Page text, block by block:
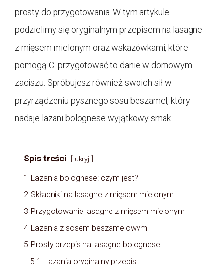
prosty do przygotowania. W tym artykule
podzielimy się oryginalnym przepisem na lasagne
z mięsem mielonym oraz wskazówkami, które
pomogą Ci przygotować to danie w domowym
zaciszu. Spróbujesz również swoich sił w
przyrządzeniu pysznego sosu beszamel, który
nadaje lazani bolognese wyjątkowy smak.
Spis treści ukryj
1 Lazania bolognese: czym jest?
2 Składniki na lasagne z mięsem mielonym
3 Przygotowanie lasagne z mięsem mielonym
4 Lazania z sosem beszamelowym
5 Prosty przepis na lasagne bolognese
5.1 Lazania oryginalny przepis